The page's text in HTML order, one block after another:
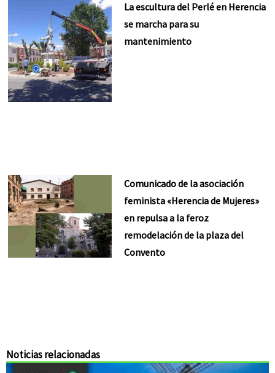
La escultura del Perlé en Herencia
se marcha para su
mantenimiento
Comunicado de la asociación
feminista «Herencia de Mujeres»
en repulsa a la feroz
remodelación de la plaza del
Convento
Noticias relacionadas